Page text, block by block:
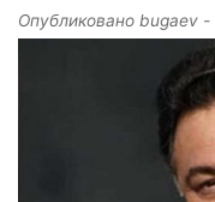
Опубликовано bugaev -